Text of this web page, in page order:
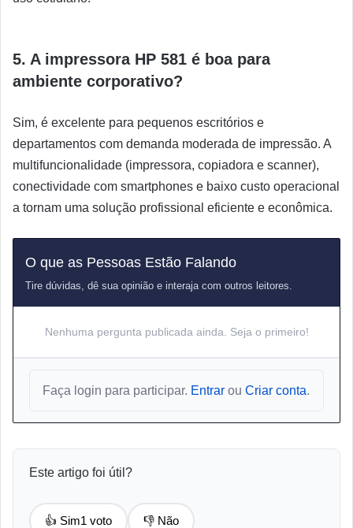
5. A impressora HP 581 é boa para
ambiente corporativo?
Sim, é excelente para pequenos escritórios e
departamentos com demanda moderada de impressão. A
multifuncionalidade (impressora, copiadora e scanner),
conectividade com smartphones e baixo custo operacional
a tornam uma solução profissional eficiente e econômica.
O que as Pessoas Estão Falando
Tire dúvidas, dê sua opinião e interaja com outros leitores.
Nenhuma pergunta publicada ainda. Seja o primeiro!
Faça login para participar. Entrar ou Criar conta.
Este artigo foi útil?
👍 Sim1 voto 👎 Não